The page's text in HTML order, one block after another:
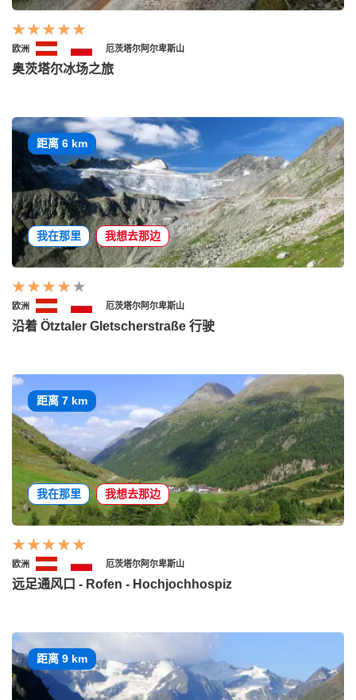
欧洲 厄茨塔尔阿尔卑斯山
奥茨塔尔冰场之旅
距离 6 km
我在那里 我想去那边
欧洲 厄茨塔尔阿尔卑斯山
沿着 Ötztaler Gletscherstraße 行驶
距离 7 km
我在那里 我想去那边
欧洲 厄茨塔尔阿尔卑斯山
远足通风口 - Rofen - Hochjochhospiz
距离 9 km